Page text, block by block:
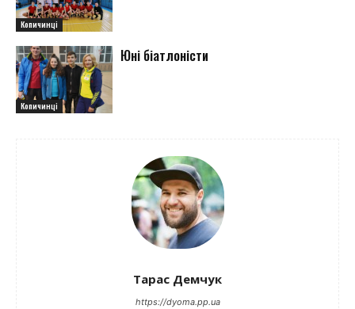
Копичинці
Копичинці
Юні біатлоністи
Тарас Демчук
https://dyoma.pp.ua